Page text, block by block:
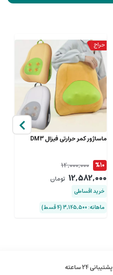
ماساژور کمر حرارتی فیزال DM3
%10
14,000,000
12,582,000 تومان
خرید اقساطی
ماهانه: 3,145,500 (۴ قسط)
پشتیبانی 24 ساعته